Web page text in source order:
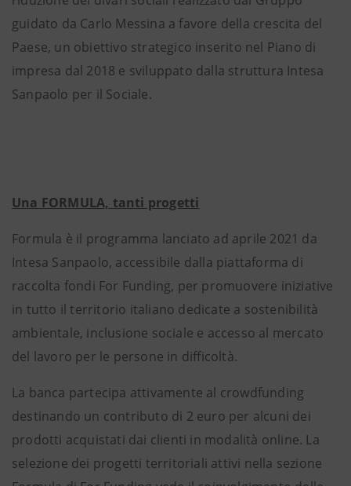
guidato da Carlo Messina a favore della crescita del
Paese, un obiettivo strategico inserito nel Piano di
impresa dal 2018 e sviluppato dalla struttura Intesa
Sanpaolo per il Sociale.
Una FORMULA, tanti progetti
Formula è il programma lanciato ad aprile 2021 da
Intesa Sanpaolo, accessibile dalla piattaforma di
raccolta fondi For Funding, per promuovere iniziative
in tutto il territorio italiano dedicate a sostenibilità
ambientale, inclusione sociale e accesso al mercato
del lavoro per le persone in difficoltà.
La banca partecipa attivamente al crowdfunding
destinando un contributo di 2 euro per alcuni dei
prodotti acquistati dai clienti in modalità online. La
selezione dei progetti territoriali attivi nella sezione